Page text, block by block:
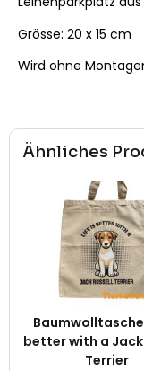
Ähnliches
better with a Jack
Terrier
Grösse: 20 x 15 cm
Wird ohne